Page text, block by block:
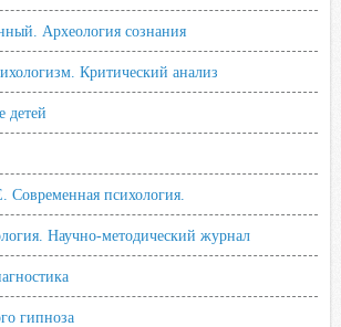
Археология сознания
Критический анализ
детей
психология.
Научно-методический журнал
гипноза